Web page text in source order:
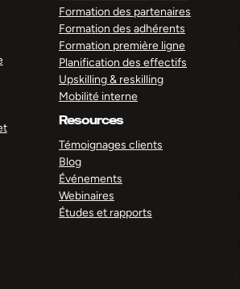
Formation des partenaires
Formation des adhérents
Formation première ligne
Planification des effectifs
Upskilling & reskilling
Mobilité interne
Resources
Témoignages clients
Blog
Événements
Webinaires
Études et rapports